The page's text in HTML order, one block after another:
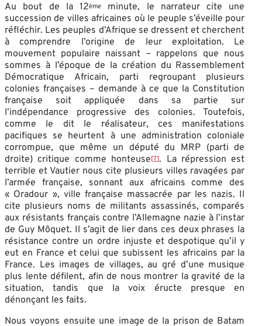
Au bout de la 12ème
minute, le narrateur cite une
succession de villes africaines où le peuple s’éveille pour
réfléchir. Les peuples d’Afrique se dressent et cherchent
à comprendre l’origine de leur exploitation. Le
mouvement populaire naissant – rappelons que nous
sommes à l’époque de la création du Rassemblement
Démocratique Africain, parti regroupant plusieurs
colonies françaises – demande à ce que la Constitution
française soit appliquée dans sa partie sur
l’indépendance progressive des colonies. Toutefois,
comme le dit le réalisateur, ces manifestations
pacifiques se heurtent à une administration coloniale
corrompue, que même un député du MRP (parti de
droite) critique comme honteuse [7]. La répression est
terrible et Vautier nous cite plusieurs villes ravagées par
l’armée française, sonnant aux africains comme des
« Oradour », ville française massacrée par les nazis. Il
cite plusieurs noms de militants assassinés, comparés
aux résistants français contre l’Allemagne nazie à l’instar
de Guy Môquet. Il s’agit de lier dans ces deux phrases la
résistance contre un ordre injuste et despotique qu’il y
eut en France et celui que subissent les africains par la
France. Les images de villages, au gré d’une musique
plus lente défilent, afin de nous montrer la gravité de la
situation, tandis que la voix éructe presque en
dénonçant les faits.
Nous voyons ensuite une image de la prison de Batam